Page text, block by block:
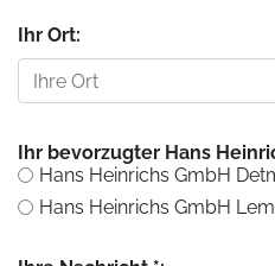
Ihr Ort:
Ihr bevorzugter Hans
Hans Heinrichs GmbH
Hans Heinrichs GmbH